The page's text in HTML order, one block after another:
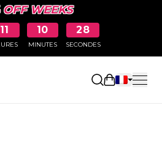
OFF WEEKS
11 10
MINUTES
28
SECONDES
Ouvrir le
TROUVÉE